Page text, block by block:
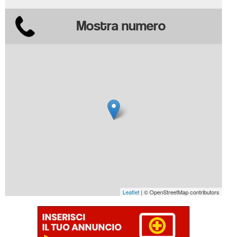
Mostra numero
Leaflet | © OpenStreetMap contributors